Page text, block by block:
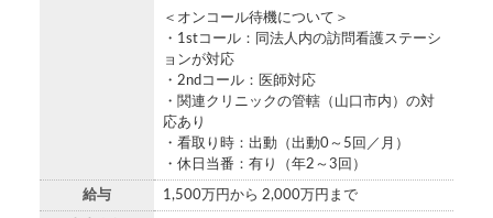
＜オンコール待機について＞
・1stコール：同法人内の訪問看護ステーシ
ョンが対応
・2ndコール：医師対応
・関連クリニックの管轄（山口市内）の対
応あり
・看取り時：出動（出動0～5回／月）
・休日当番：有り（年2～3回）
給与 1,500万円から 2,000万円まで